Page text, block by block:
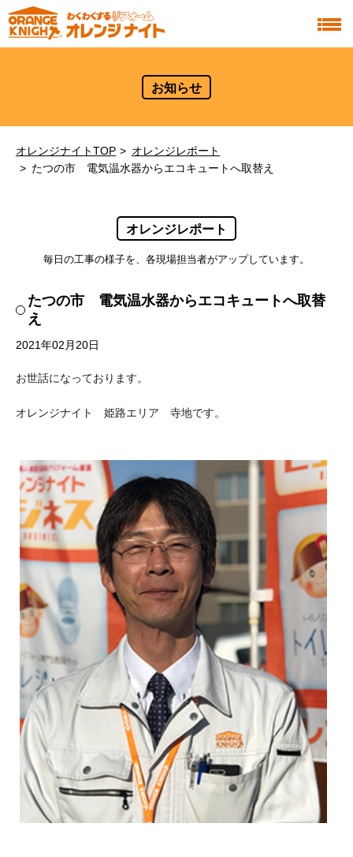
お知らせ
オレンジナイトTOP
オレンジレポート
たつの市 電気温水器からエコキュートへ取替え
オレンジレポート
毎日の工事の様子を、各現場担当者がアップしています。
たつの市 電気温水器からエコキュートへ取替
え
2021年02月20日
お世話になっております。
オレンジナイト 姫路エリア 寺地です。